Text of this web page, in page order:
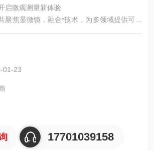
启微观测量新体验
聚焦显微镜，融合*技术，为多领域提供可靠
新征程。
01-23
17701039158